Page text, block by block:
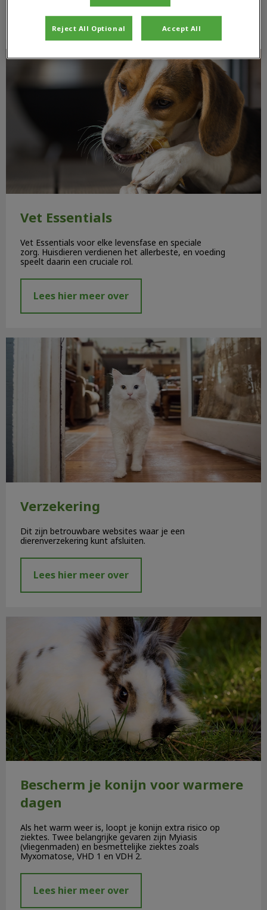
Lees hier meer over
Vet Essentials
Vet Essentials
Vet Essentials voor elke levensfase en speciale
zorg. Huisdieren verdienen het allerbeste, en voeding
speelt daarin een cruciale rol.
Lees hier meer over
Verzekering
Verzekering
Dit zijn betrouwbare websites waar je een
dierenverzekering kunt afsluiten.
Lees hier meer over
Bescherm je konijn voor warmere dagen
Bescherm je konijn voor warmere
dagen
Als het warm weer is, loopt je konijn extra risico op
ziektes. Twee belangrijke gevaren zijn Myiasis
(vliegenmaden) en besmettelijke ziektes zoals
Myxomatose, VHD 1 en VDH 2.
Lees hier meer over
Reject All Optional Accept All